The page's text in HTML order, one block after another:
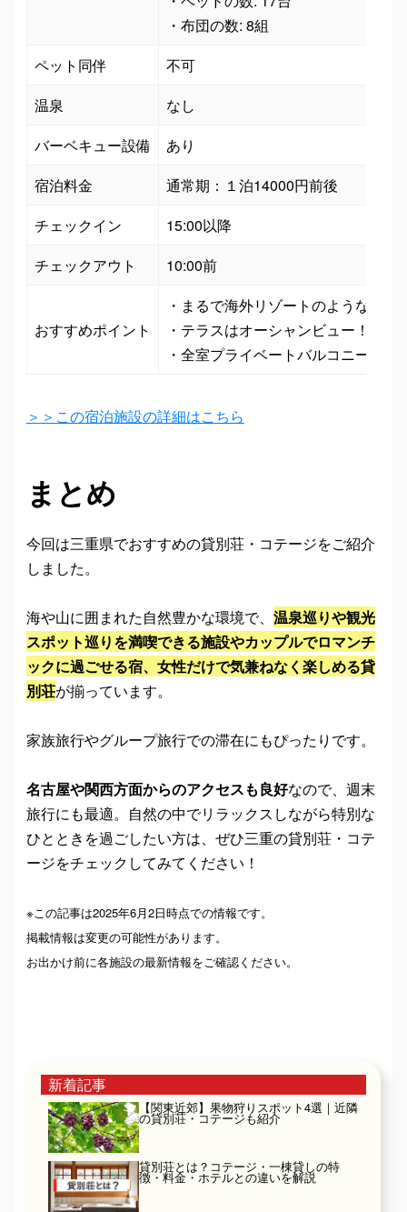
・布団の数: 8組
ペット同伴
不可
温泉
なし
バーベキュー設備
あり
宿泊料金
通常期：１泊14000円前後
チェックイン
15:00以降
チェックアウト
10:00前
おすすめポイント
・まるで海外リゾートのような非
・テラスはオーシャンビュー！絶
・全室プライベートバルコニー付
＞＞この宿泊施設の詳細はこちら
まとめ
今回は三重県でおすすめの貸別荘・コテージをご紹介
しました。
海や山に囲まれた自然豊かな環境で、 温泉巡りや観光
スポット巡りを満喫できる施設やカップルでロマンチ
ックに過ごせる宿、女性だけで気兼ねなく楽しめる貸
別荘が揃っています。
家族旅行やグループ旅行での滞在にもぴったりです。
名古屋や関西方面からのアクセスも良好なので、週末
旅行にも最適。自然の中でリラックスしながら特別な
ひとときを過ごしたい方は、ぜひ三重の貸別荘・コテ
ージをチェックしてみてください！
※この記事は2025年6月2日時点での情報です。
掲載情報は変更の可能性があります。
お出かけ前に各施設の最新情報をご確認ください。
新着記事
【関東近郊】果物狩りスポット4選｜近隣
の貸別荘・コテージも紹介
貸別荘とは？コテージ・一棟貸しの特
徴・料金・ホテルとの違いを解説